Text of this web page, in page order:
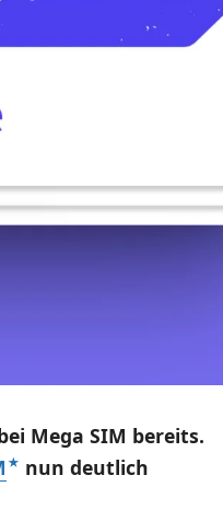
Mega SIM bereits.
nun deutlich